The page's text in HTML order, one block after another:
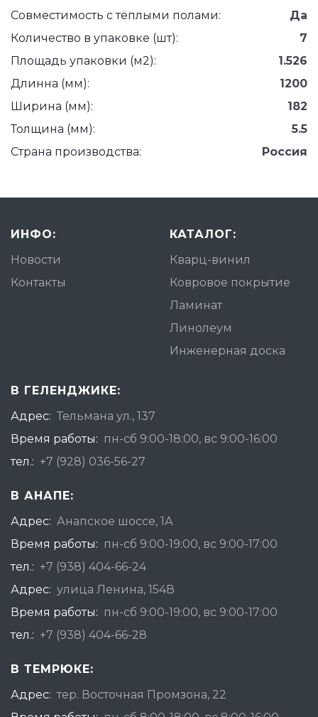
Совместимость с тёплыми полами:
Да
Количество в упаковке (шт):
7
Площадь упаковки (м2):
1.526
Длинна (мм):
1200
Ширина (мм):
182
Толщина (мм):
5.5
Страна производства:
Россия
ИНФО:
Новости
Контакты
КАТАЛОГ:
Кварц-винил
Ковровое покрытие
Ламинат
Линолеум
Инженерная доска
В ГЕЛЕНДЖИКЕ:
Адрес: Тельмана ул., 137
Время работы: пн-сб 9:00-18:00, вс 9:00-16:00
тел.: +7 (928) 036-56-27
В АНАПЕ:
Адрес: Анапское шоссе, 1А
Время работы: пн-сб 9:00-19:00, вс 9:00-17:00
тел.: +7 (938) 404-66-24
Адрес: улица Ленина, 154В
Время работы: пн-сб 9:00-19:00, вс 9:00-17:00
тел.: +7 (938) 404-66-28
В ТЕМРЮКЕ:
Адрес: тер. Восточная Промзона, 22